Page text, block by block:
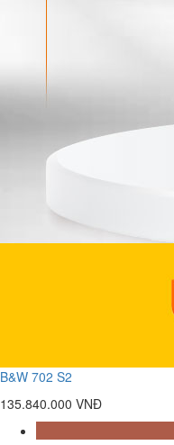
B&W 702 S2
135.840.000 VNĐ